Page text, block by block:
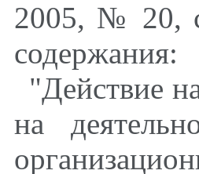
2005, № 20,
содержания:
"Действие
на